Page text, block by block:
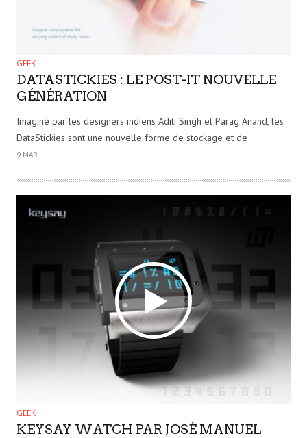
GEEK
DATASTICKIES : LE POST-IT NOUVELLE
GÉNÉRATION
Imaginé par les designers indiens Aditi Singh et Parag Anand, les
DataStickies sont une nouvelle forme de stockage et de
9 MAR
GEEK
KEYSAY WATCH PAR JOSÉ MANUEL